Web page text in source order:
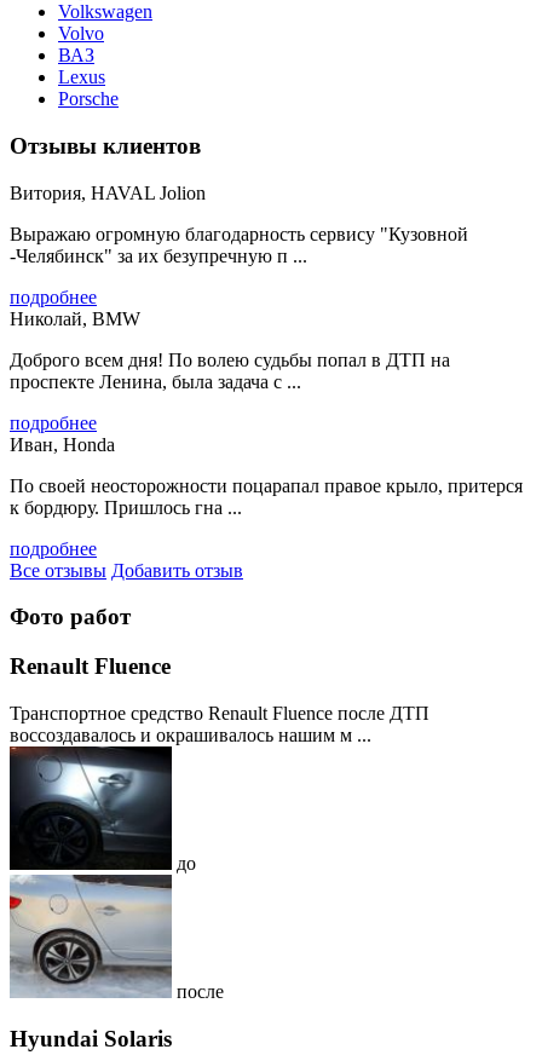
Volkswagen
Volvo
ВАЗ
Lexus
Porsche
Отзывы клиентов
Витория, HAVAL Jolion
Выражаю огромную благодарность сервису "Кузовной
-Челябинск" за их безупречную п ...
подробнее
Николай, BMW
Доброго всем дня! По волею судьбы попал в ДТП на
проспекте Ленина, была задача с ...
подробнее
Иван, Honda
По своей неосторожности поцарапал правое крыло, притерся
к бордюру. Пришлось гна ...
подробнее
Все отзывы Добавить отзыв
Фото работ
Renault Fluence
Транспортное средство Renault Fluence после ДТП
воссоздавалось и окрашивалось нашим м ...
до
после
Hyundai Solaris